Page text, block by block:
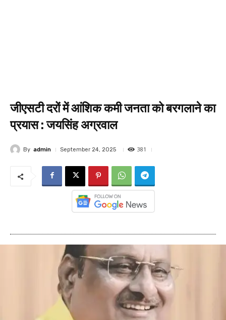
जीएसटी दरों में आंशिक कमी जनता को बरगलाने का
प्रयास : जयसिंह अग्रवाल
By admin September 24, 2025 381